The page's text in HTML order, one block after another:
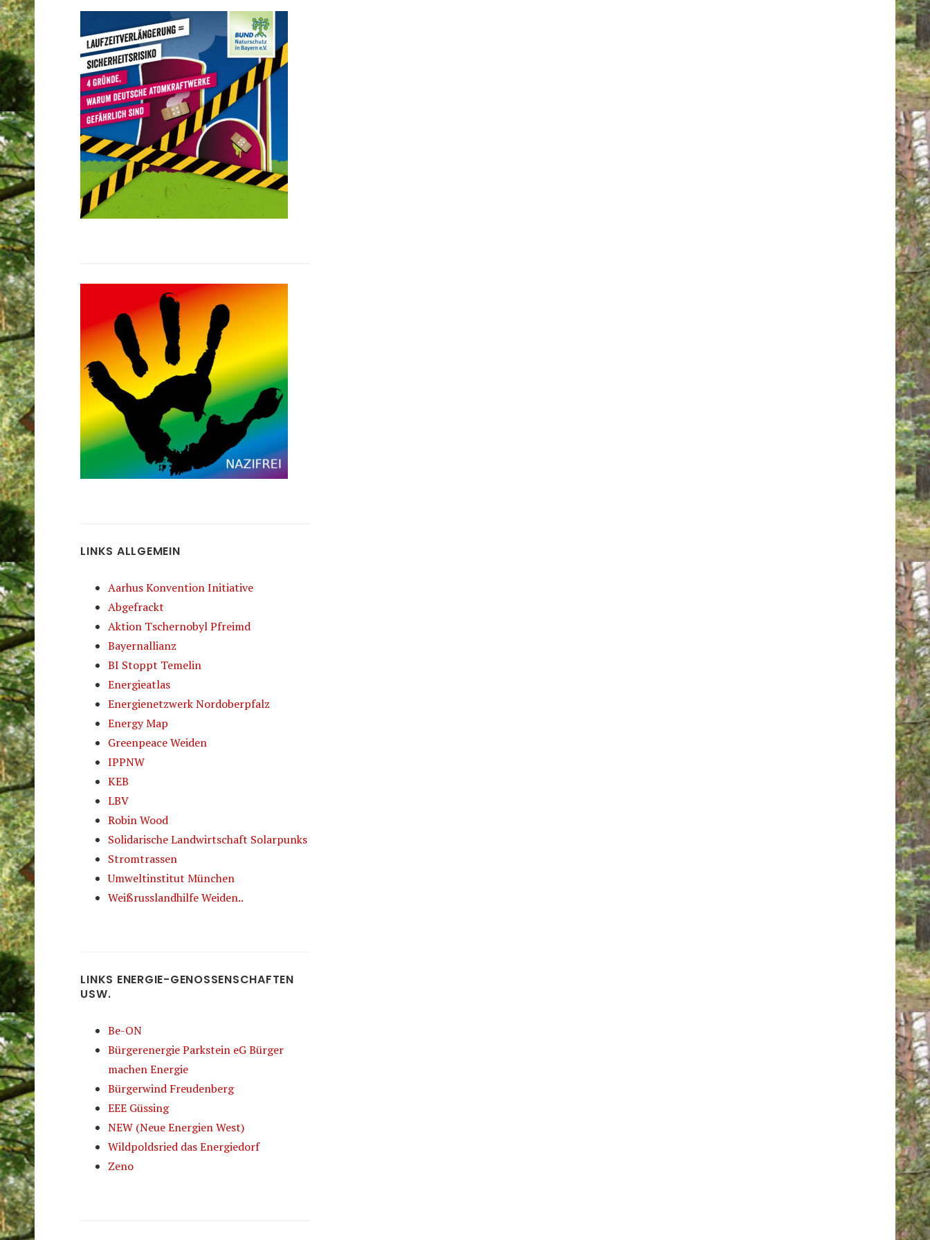
LINKS ALLGEMEIN
Aarhus Konvention Initiative
Abgefrackt
Aktion Tschernobyl Pfreimd
Bayernallianz
BI Stoppt Temelin
Energieatlas
Energienetzwerk Nordoberpfalz
Energy Map
Greenpeace Weiden
IPPNW
KEB
LBV
Robin Wood
Solidarische Landwirtschaft Solarpunks
Stromtrassen
Umweltinstitut München
Weißrusslandhilfe Weiden..
LINKS ENERGIE-GENOSSENSCHAFTEN
USW.
Be-ON
Bürgerenergie Parkstein eG Bürger
machen Energie
Bürgerwind Freudenberg
EEE Güssing
NEW (Neue Energien West)
Wildpoldsried das Energiedorf
Zeno